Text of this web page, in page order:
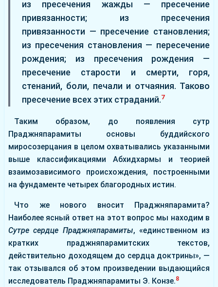
из пресечения жажды — пресечение
привязанности; из пресечения
привязанности — пресечение становления;
из пресечения становления — пересечение
рождения; из пресечения рождения —
пресечение старости и смерти, горя,
стенаний, боли, печали и отчаяния. Таково
пресечение всех этих страданий.7
Таким образом, до появления сутр
Праджняпарамиты основы буддийского
миросозерцания в целом охватывались указанными
выше классификациями Абхидхармы и теорией
взаимозависимого происхождения, построенными
на фундаменте четырех благородных истин.
Что же нового вносит Праджняпарамита?
Наиболее ясный ответ на этот вопрос мы находим в
Сутре сердце Праджняпарамиты, «единственном из
кратких праджняпарамитских текстов,
действительно доходящем до сердца доктрины», —
так отзывался об этом произведении выдающийся
исследователь Праджняпарамиты Э. Конзе.8